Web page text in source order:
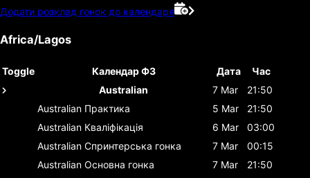
Додати розклад гонок до календаря
Africa/Lagos
Toggle Календар Ф3 Дата
Час
Australian
7 Mar
21:50
Australian Практика 5 Mar
21:50
Australian Кваліфікація 6 Mar
03:00
Australian Спринтерська гонка 7 Mar
00:15
Australian Основна гонка 7 Mar
21:50